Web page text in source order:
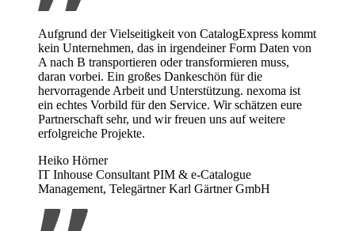
Aufgrund der Vielseitigkeit von CatalogExpress kommt
kein Unternehmen, das in irgendeiner Form Daten von
A nach B transportieren oder transformieren muss,
daran vorbei. Ein großes Dankeschön für die
hervorragende Arbeit und Unterstützung. nexoma ist
ein echtes Vorbild für den Service. Wir schätzen eure
Partnerschaft sehr, und wir freuen uns auf weitere
erfolgreiche Projekte.
Heiko Hörner
IT Inhouse Consultant PIM & e-Catalogue
Management, Telegärtner Karl Gärtner GmbH